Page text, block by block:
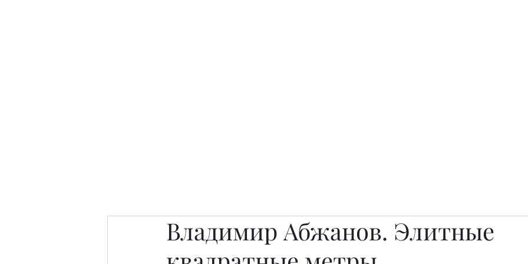
Владимир Абжанов. Элитные